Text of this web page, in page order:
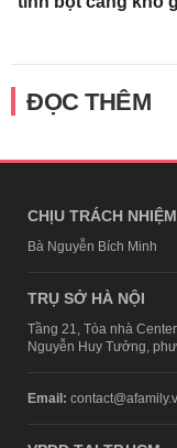
ĐỌC THÊM
CHỊU TRÁCH
Bà Nguyễn Bích Minh
TRỤ SỞ HÀ NỘI
Tầng 21, Tòa nhà
Nguyễn Huy Tưởng,
Email: